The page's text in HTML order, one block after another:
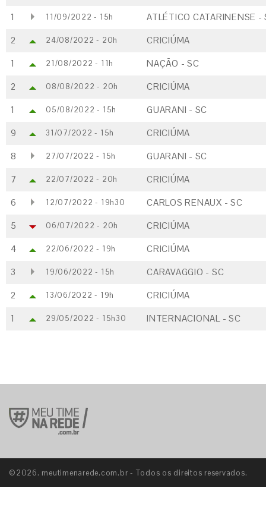
1 11/09/2022 - 15h ATLÉTICO CATARINENSE -
2 24/08/2022 - 20h CRICIÚMA
1 21/08/2022 - 11h NAÇÃO - SC
2 08/08/2022 - 20h CRICIÚMA
1 05/08/2022 - 15h GUARANI - SC
9 31/07/2022 - 15h CRICIÚMA
8 27/07/2022 - 15h GUARANI - SC
7 22/07/2022 - 20h CRICIÚMA
6 12/07/2022 - 19h30 CARLOS RENAUX - SC
5 06/07/2022 - 20h CRICIÚMA
4 22/06/2022 - 19h CRICIÚMA
3 19/06/2022 - 15h CARAVAGGIO - SC
2 13/06/2022 - 19h CRICIÚMA
1 29/05/2022 - 15h30 INTERNACIONAL - SC
©2026. meutimenarede.com.br - Todos os direitos reservados.